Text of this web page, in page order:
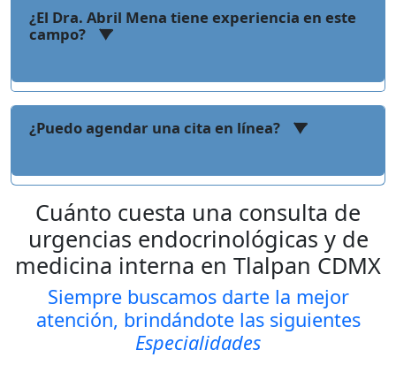
¿El Dra. Abril Mena tiene experiencia en este
campo?
¿Puedo agendar una cita en línea?
Cuánto cuesta una consulta de
urgencias endocrinológicas y de
medicina interna en Tlalpan CDMX
Siempre buscamos darte la mejor
atención, brindándote las siguientes
Especialidades